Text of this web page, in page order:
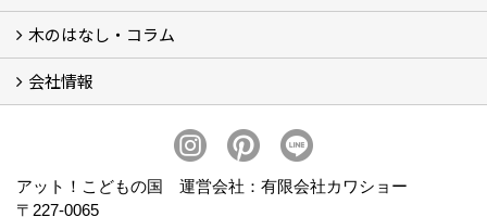
フォームで問い合わせる
LINEで概算見積り
木のはなし・コラム
木のはなし (5)
コラム
会社情報
プライバシーポリシー
アット！こどもの国 運営会社：有限会社カワショー
〒227-0065